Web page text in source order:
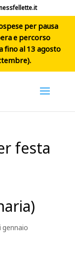
per pausa
e percorso
fino al 13 agosto
festa
gennaio